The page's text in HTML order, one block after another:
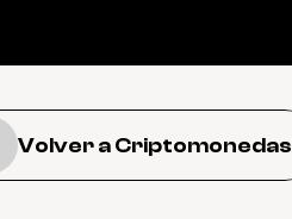
Volver a Criptomonedas